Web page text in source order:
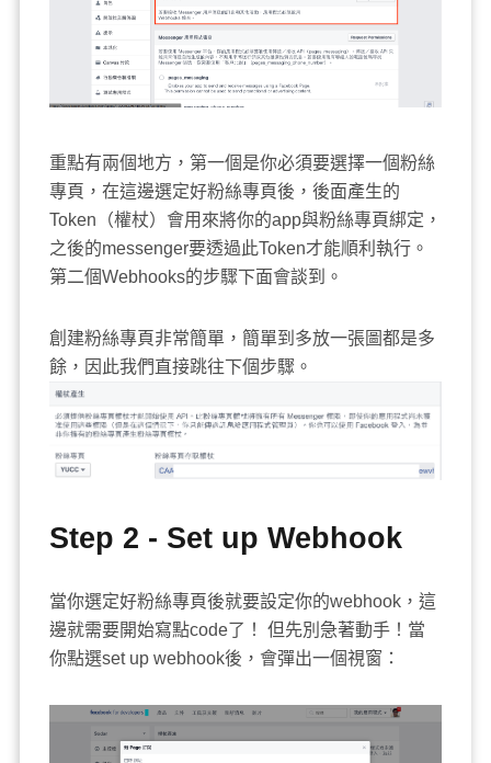
重點有兩個地方，第一個是你必須要選擇一個粉絲
專頁，在這邊選定好粉絲專頁後，後面產生的
Token（權杖）會用來將你的app與粉絲專頁綁定，
之後的messenger要透過此Token才能順利執行。
第二個Webhooks的步驟下面會談到。
創建粉絲專頁非常簡單，簡單到多放一張圖都是多
餘，因此我們直接跳往下個步驟。
Step 2 - Set up Webhook
當你選定好粉絲專頁後就要設定你的webhook，這
邊就需要開始寫點code了！ 但先別急著動手！當
你點選set up webhook後，會彈出一個視窗：